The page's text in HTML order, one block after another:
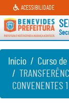
ACESSIBILIDADE
Início
Curso
CONVENENTES